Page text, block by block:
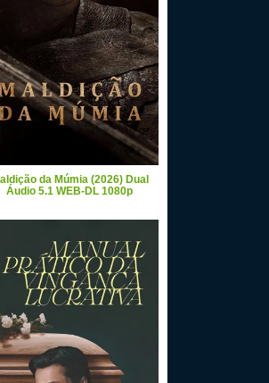
da Múmia (2026) Dual
Áudio 5.1 WEB-DL 1080p